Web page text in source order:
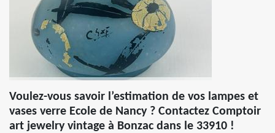
Voulez-vous savoir l’estimation de vos lampes et
vases verre Ecole de Nancy ? Contactez Comptoir
art jewelry vintage à Bonzac dans le 33910 !